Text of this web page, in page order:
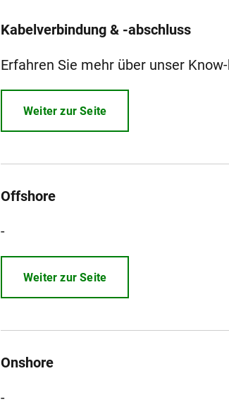
Kabelverbindung & -abschluss
Erfahren Sie mehr über unser
Weiter zur Seite
Offshore
-
Weiter zur Seite
Onshore
-